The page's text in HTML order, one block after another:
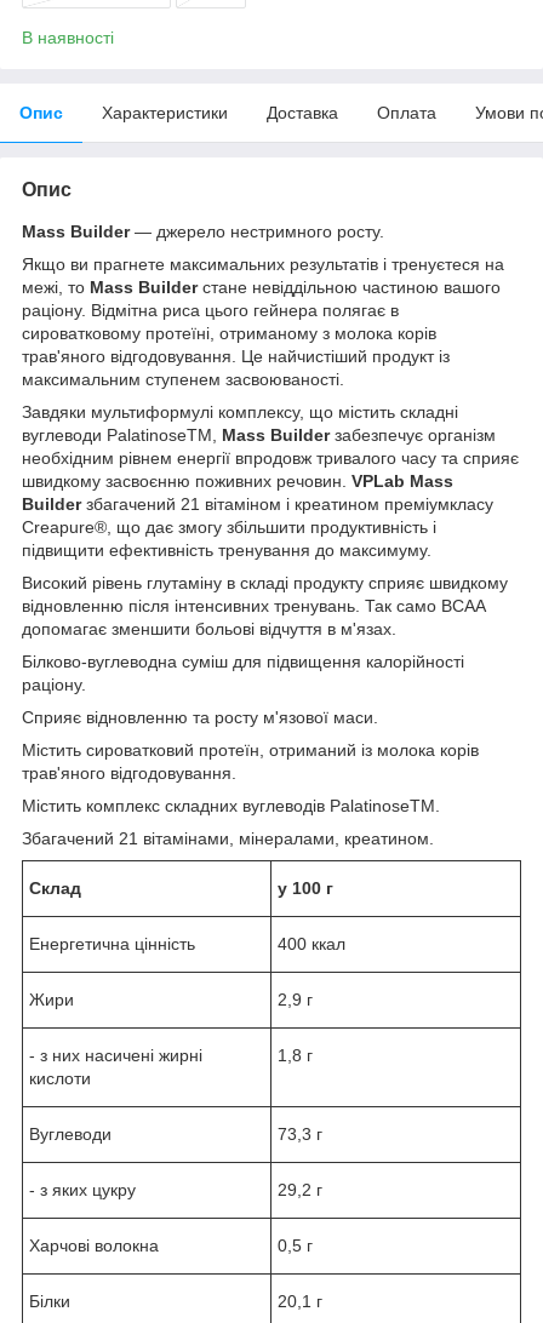
В наявності
Опис Характеристики Доставка Оплата Умови
Опис
Mass Builder— джерело нестримного росту.
Якщо ви прагнете максимальних результатів і тренуєтеся на
межі, то Mass Builderстане невіддільною частиною вашого
раціону. Відмітна риса цього гейнера полягає в
сироватковому протеїні, отриманому з молока корів
трав'яного відгодовування. Це найчистіший продукт із
максимальним ступенем засвоюваності.
Завдяки мультиформулі комплексу, що містить складні
вуглеводи PalatinoseTM, Mass Builderзабезпечує організм
необхідним рівнем енергії впродовж тривалого часу та сприяє
швидкому засвоєнню поживних речовин. VPLab Mass
Builderзбагачений 21 вітаміном і креатином преміумкласу
Creapure®, що дає змогу збільшити продуктивність і
підвищити ефективність тренування до максимуму.
Високий рівень глутаміну в складі продукту сприяє швидкому
відновленню після інтенсивних тренувань. Так само BCAA
допомагає зменшити больові відчуття в м'язах.
Білково-вуглеводна суміш для підвищення калорійності
раціону.
Сприяє відновленню та росту м'язової маси.
Містить сироватковий протеїн, отриманий із молока корів
трав'яного відгодовування.
Містить комплекс складних вуглеводів PalatinoseTM.
Збагачений 21 вітамінами, мінералами, креатином.
Склад у 100 г
Енергетична цінність 400 ккал
Жири 2,9 г
- з них насичені жирні
кислоти
1,8 г
Вуглеводи 73,3 г
- з яких цукру 29,2 г
Харчові волокна 0,5 г
Білки 20,1 г